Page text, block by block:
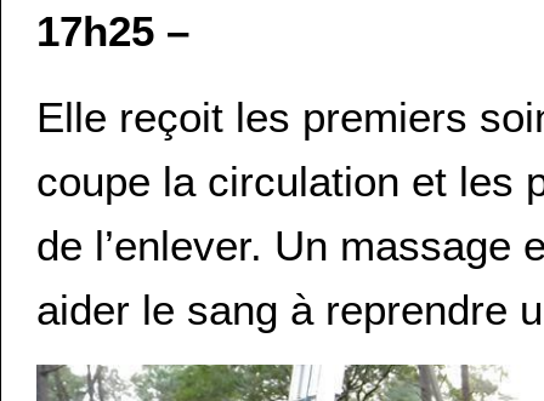
17h25 –
Elle reçoit les premiers
coupe la circulation et les
de l’enlever. Un massage
aider le sang à reprendre